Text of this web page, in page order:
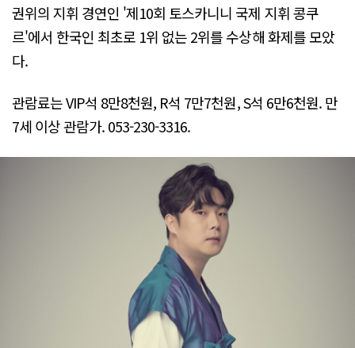
권위의 지휘 경연인 '제10회 토스카니니 국제 지휘 콩쿠
르'에서 한국인 최초로 1위 없는 2위를 수상해 화제를 모았
다.
관람료는 VIP석 8만8천원, R석 7만7천원, S석 6만6천원. 만
7세 이상 관람가. 053-230-3316.